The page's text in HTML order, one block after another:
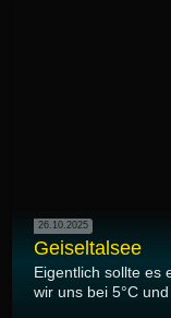
26.10.2025
Geiseltalsee
Eigentlich sollte es
wir uns bei 5°C